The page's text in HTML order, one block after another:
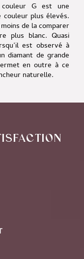
G est une
plus élevés.
de la comparer
plus blanc. Quasi
est observé à
diamant de grande
en outre à ce
naturelle.